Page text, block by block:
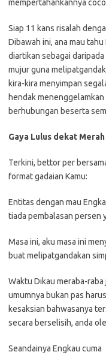
mempertahankannya
Siap 11 kans risalah
Dibawah ini, ana mau
diartikan sebagai
mujur guna
kira-kira menyimpan
hendak
berhubungan beserta
Gaya Lulus dekat
Terkini, bettor per
format gadaian Kamu:
Entitas dengan mau
tiada pembalasan persen
Masa ini, aku masa ini
buat melipatgandakan
Waktu Dikau meraba-
umumnya bukan pas
kesaksian bahwasanya
secara berselisih, anda
Seandainya Engkau cuma